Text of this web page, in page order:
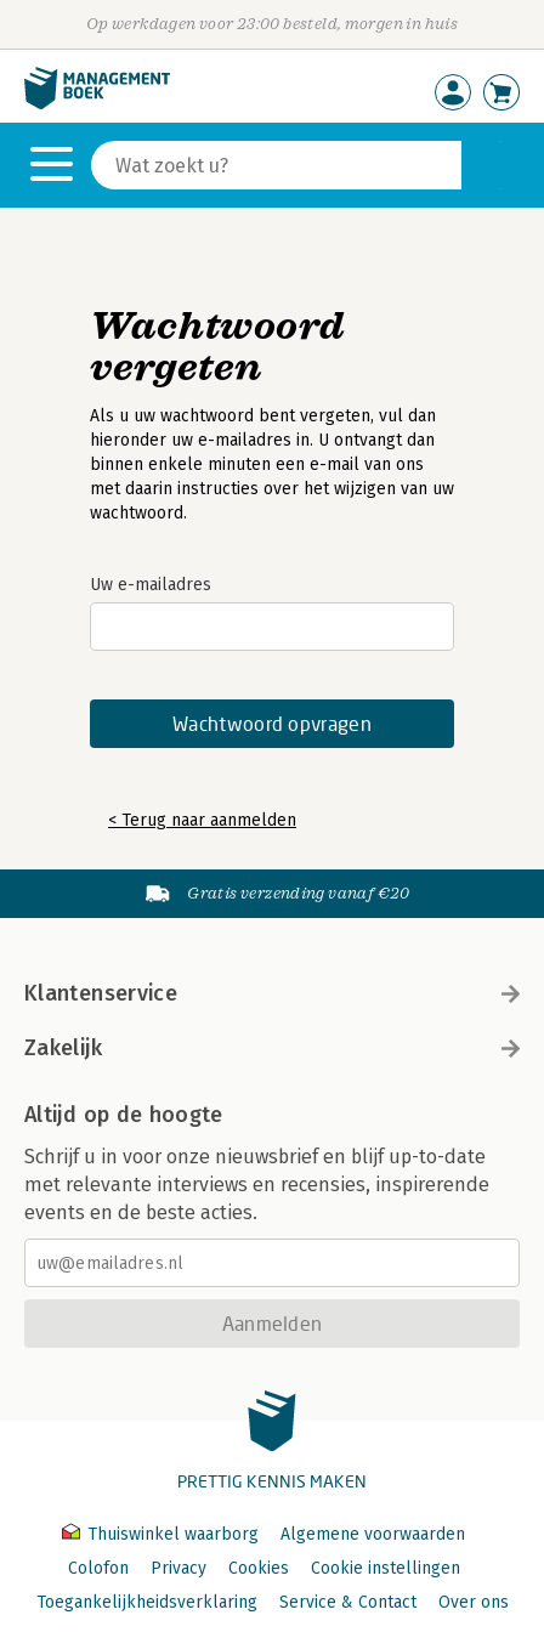
Op werkdagen voor 23:00 besteld, morgen in huis
Wachtwoord
vergeten
Als u uw wachtwoord bent vergeten, vul dan
hieronder uw e-mailadres in. U ontvangt dan
binnen enkele minuten een e-mail van ons
met daarin instructies over het wijzigen van uw
wachtwoord.
Uw e-mailadres
< Terug naar aanmelden
Gratis verzending vanaf €20
Klantenservice
Zakelijk
Altijd op de hoogte
Schrijf u in voor onze nieuwsbrief en blijf up-to-date
met relevante interviews en recensies, inspirerende
events en de beste acties.
Aanmelden
PRETTIG KENNIS MAKEN
Thuiswinkel waarborg
Algemene voorwaarden
Colofon
Privacy Cookies
Cookie instellingen
Toegankelijkheidsverklaring
Service & Contact Over ons